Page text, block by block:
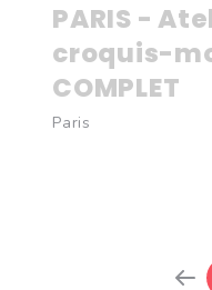
PARIS -
croquis-
COMPLET
Paris